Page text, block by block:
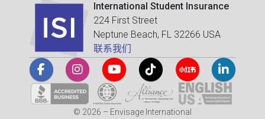
International Student Insurance
224 First Street
Neptune Beach, FL 32266 USA
联系我们
© 2026 – Envisage International